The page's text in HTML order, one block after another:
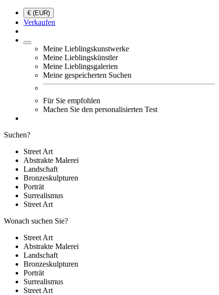
€ (EUR)
Verkaufen
Meine Lieblingskunstwerke
Meine Lieblingskünstler
Meine Lieblingsgalerien
Meine gespeicherten Suchen
Für Sie empfohlen
Machen Sie den personalisierten Test
Suchen?
Street Art
Abstrakte Malerei
Landschaft
Bronzeskulpturen
Porträt
Surrealismus
Street Art
Wonach suchen Sie?
Street Art
Abstrakte Malerei
Landschaft
Bronzeskulpturen
Porträt
Surrealismus
Street Art